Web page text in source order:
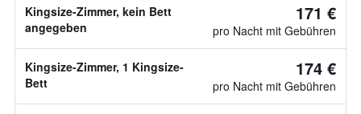
Kingsize-Zimmer, kein Bett
angegeben
171 €
pro Nacht mit Gebühren
Kingsize-Zimmer, 1 Kingsize-
Bett
174 €
pro Nacht mit Gebühren